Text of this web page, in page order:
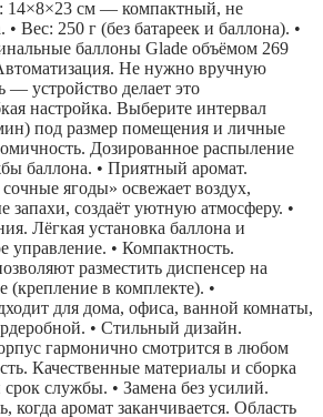
14×8×23 см — компактный, не
Вес: 250 г (без батареек и баллона). •
баллоны Glade объёмом 269
Не нужно вручную
— устройство делает это
настройка. Выберите интервал
под размер помещения и личные
Дозированное распыление
баллона. • Приятный аромат.
ягоды» освежает воздух,
запахи, создаёт уютную атмосферу. •
Лёгкая установка баллона и
управление. • Компактность.
разместить диспенсер на
(крепление в комплекте). •
для дома, офиса, ванной комнаты,
• Стильный дизайн.
гармонично смотрится в любом
Качественные материалы и сборка
службы. • Замена без усилий.
когда аромат заканчивается. Область